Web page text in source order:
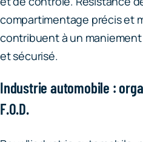
compartimentage précis et
contribuent à un maniement
et sécurisé.
Industrie automobile :
F.O.D.